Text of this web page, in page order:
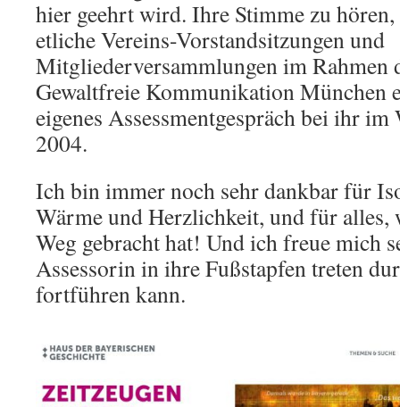
hier geehrt wird. Ihre Stimme zu
etliche Vereins-Vorstandsitzungen und
Mitgliederversammlungen im Rahmen
Gewaltfreie Kommunikation München
eigenes Assessmentgespräch bei ihr
2004.
Ich bin immer noch sehr dankbar für
Wärme und Herzlichkeit, und für alles,
Weg gebracht hat! Und ich freue mich
Assessorin in ihre Fußstapfen treten
fortführen kann.